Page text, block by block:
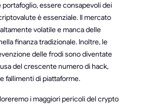
essere consapevoli dei
è essenziale. Il mercato
volatile e manca delle
finanza tradizionale. Inoltre, le
delle frodi sono diventate
del crescente numero di hack,
fallimenti di piattaforme.
i maggiori pericoli del crypto